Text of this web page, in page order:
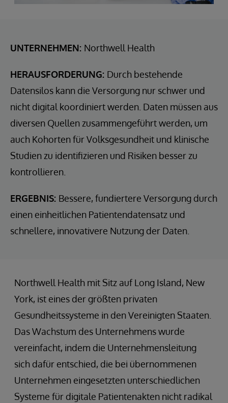
UNTERNEHMEN: Northwell Health
HERAUSFORDERUNG: Durch bestehende
Datensilos kann die Versorgung nur schwer und
nicht digital koordiniert werden. Daten müssen aus
diversen Quellen zusammengeführt werden, um
auch Kohorten für Volksgesundheit und klinische
Studien zu identifizieren und Risiken besser zu
kontrollieren.
ERGEBNIS: Bessere, fundiertere Versorgung durch
einen einheitlichen Patientendatensatz und
schnellere, innovativere Nutzung der Daten.
Northwell Health mit Sitz auf Long Island, New
York, ist eines der größten privaten
Gesundheitssysteme in den Vereinigten Staaten.
Das Wachstum des Unternehmens wurde
vereinfacht, indem die Unternehmensleitung
sich dafür entschied, die bei übernommenen
Unternehmen eingesetzten unterschiedlichen
Systeme für digitale Patientenakten nicht radikal